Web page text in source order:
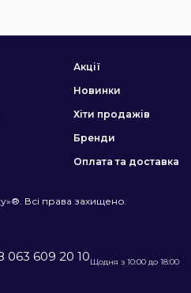
Акції
Новинки
Хіти продажів
Бренди
Оплата та доставка
Всі права захищено.
063 609 20 10Щодня з 10:00 до 18:00